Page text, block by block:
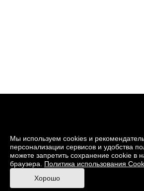
© 2026 Музей кино
При поддержке Министерства
Мы используем cookies и
персонализации сервисов и удобства
можете запретить сохранение cookie в
браузера. Политика использования
Хорошо